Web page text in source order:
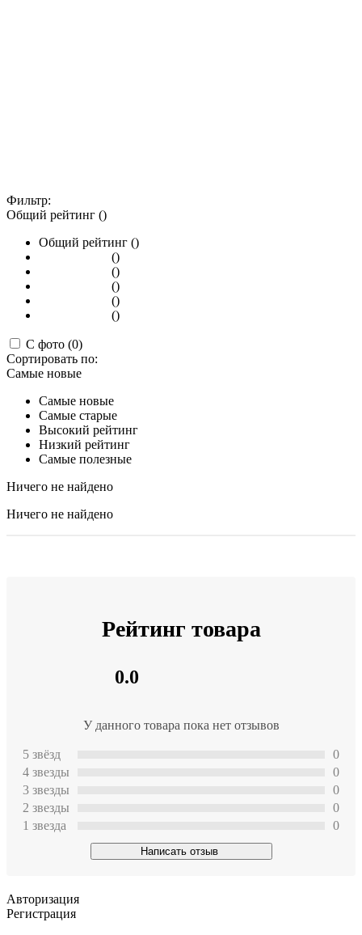
Фильтр:
Общий рейтинг ()
Общий рейтинг ()
()
()
()
()
()
С фото (0)
Сортировать по:
Самые новые
Самые новые
Самые старые
Высокий рейтинг
Низкий рейтинг
Самые полезные
Ничего не найдено
Ничего не найдено
Рейтинг товара
0.0
У данного товара пока нет отзывов
5 звёзд
4 звeзды
3 звeзды
2 звeзды
1 звeзда
0
0
0
0
0
Написать отзыв
Авторизация
Регистрация